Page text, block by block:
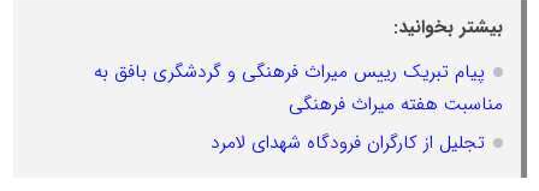
بیشتر بخوانید:
پیام تبریک رییس میراث فرهنگی و گردشگری بافق به
مناسبت هفته میراث فرهنگی
تجلیل از کارگران فرودگاه شهدای لامرد